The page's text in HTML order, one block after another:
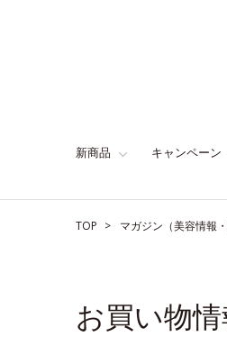
新商品 キャンペーン
TOP マガジン（美容情報・
お買い物